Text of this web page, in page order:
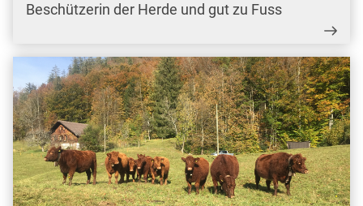
Beschützerin der Herde und gut zu Fuss